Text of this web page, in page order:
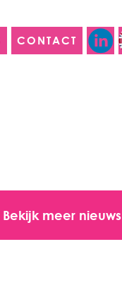
CONTACT
Bekijk meer nieuws